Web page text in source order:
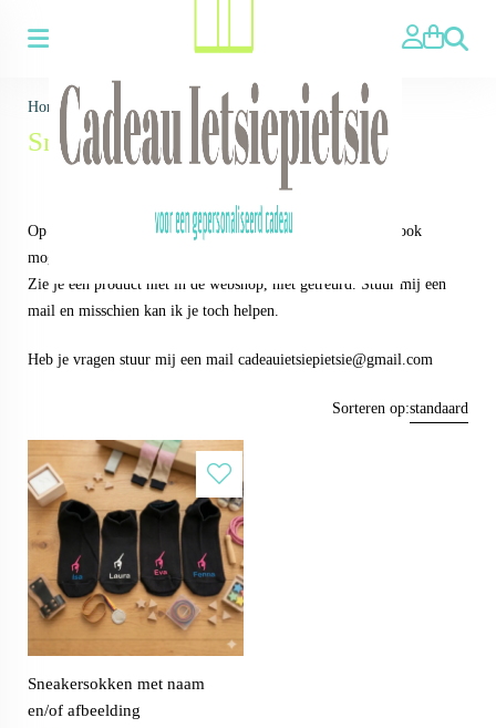
Zoeken
Home > Voor wie ▼ >Voor Kinderen>Sneakersokken
Sneakersokken
Op alle producten in de webshop geldt, andere teksten zijn ook
mogelijk!
Zie je een product niet in de webshop, niet getreurd. Stuur mij een
mail en misschien kan ik je toch helpen.
Heb je vragen stuur mij een mail cadeauietsiepietsie@gmail.com
Sorteren op:standaard
Sneakersokken met naam
en/of afbeelding